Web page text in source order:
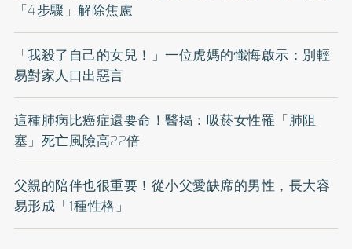
「4步驟」解除焦慮
「我殺了自己的女兒！」一位虎媽的懺悔啟示：別輕
易對家人口出惡言
這種肺病比癌症還要命！醫揭：吸菸女性罹「肺阻
塞」死亡風險高22倍
父親的陪伴也很重要！從小父愛缺席的男性，長大容
易形成「1種性格」